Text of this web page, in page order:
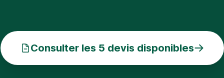
Consulter les 5 devis disponibles